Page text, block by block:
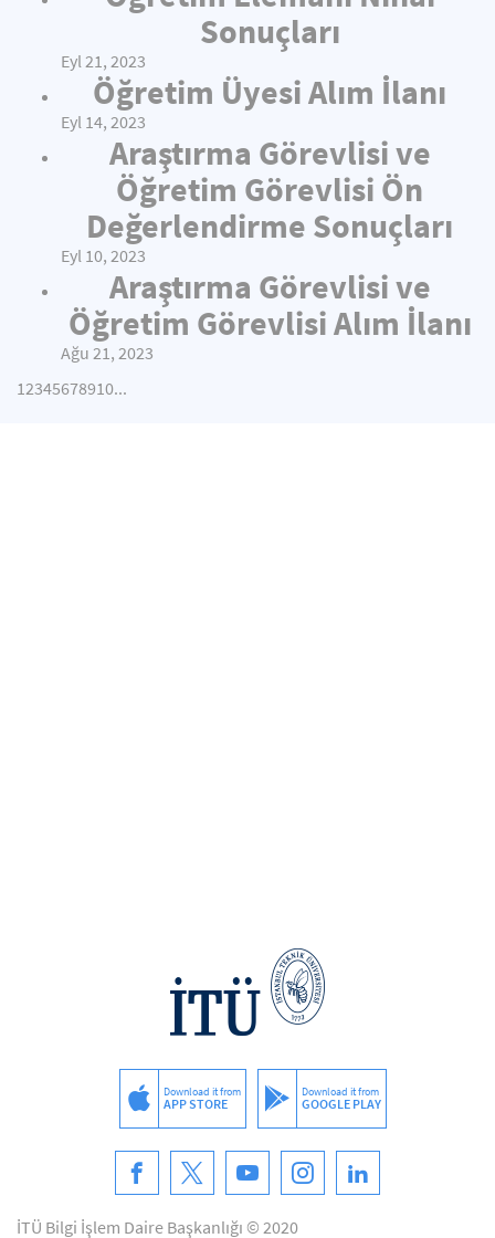
Sonuçları
Eyl 21, 2023
Öğretim Üyesi Alım İlanı
Eyl 14, 2023
Araştırma Görevlisi ve
Öğretim Görevlisi Ön
Değerlendirme Sonuçları
Eyl 10, 2023
Araştırma Görevlisi ve
Öğretim Görevlisi Alım İlanı
Ağu 21, 2023
12345678910...
Download it from
APP STORE
Download it from
GOOGLE PLAY
İTÜ Bilgi İşlem Daire Başkanlığı © 2020